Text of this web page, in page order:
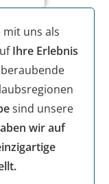
mit uns als
Ihre Erlebnis
sind unsere
wir auf